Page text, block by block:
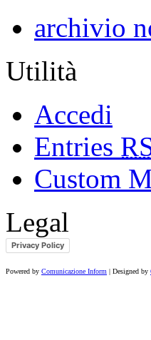
archivio
Utilità
Accedi
Entries
Custom
Legal
Privacy Policy
Powered by Comunicazione Inform | Designed by